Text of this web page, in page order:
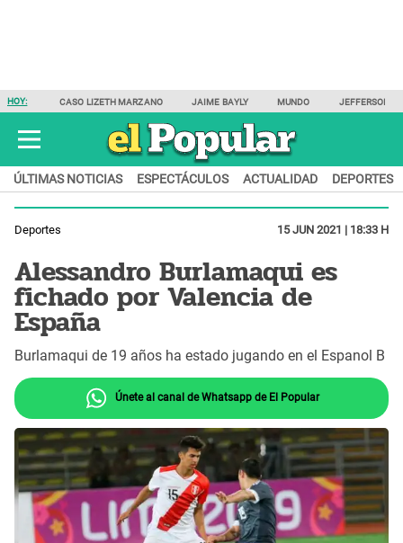
HOY: CASO LIZETH MARZANO JAIME BAYLY MUNDO JEFFERSON
ÚLTIMAS NOTICIAS ESPECTÁCULOS ACTUALIDAD DEPORTES
Deportes 15 JUN 2021 | 18:33 H
Alessandro Burlamaqui es
fichado por Valencia de
España
Burlamaqui de 19 años ha estado jugando en el Espanol B
Únete al canal de Whatsapp de El Popular